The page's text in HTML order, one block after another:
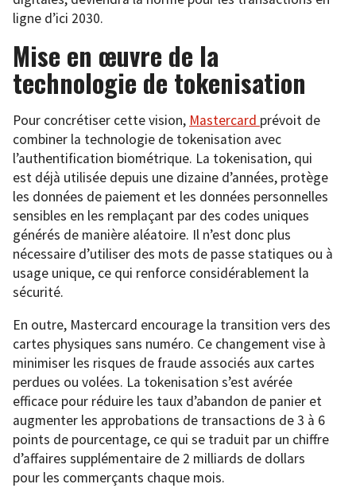
ligne d’ici 2030.
Mise en œuvre de la
technologie de tokenisation
Pour concrétiser cette vision, Mastercard prévoit de
combiner la technologie de tokenisation avec
l’authentification biométrique. La tokenisation, qui
est déjà utilisée depuis une dizaine d’années, protège
les données de paiement et les données personnelles
sensibles en les remplaçant par des codes uniques
générés de manière aléatoire. Il n’est donc plus
nécessaire d’utiliser des mots de passe statiques ou à
usage unique, ce qui renforce considérablement la
sécurité.
En outre, Mastercard encourage la transition vers des
cartes physiques sans numéro. Ce changement vise à
minimiser les risques de fraude associés aux cartes
perdues ou volées. La tokenisation s’est avérée
efficace pour réduire les taux d’abandon de panier et
augmenter les approbations de transactions de 3 à 6
points de pourcentage, ce qui se traduit par un chiffre
d’affaires supplémentaire de 2 milliards de dollars
pour les commerçants chaque mois.